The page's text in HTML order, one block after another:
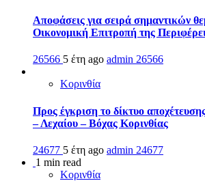
Αποφάσεις για σειρά σημαντικών
Οικονομική Επιτροπή της
26566 5 έτη ago admin 26566
Κορινθία
Προς έγκριση το δίκτυο
– Λεχαίου – Βόχας Κορινθίας
24677 5 έτη ago admin 24677
1 min read
Κορινθία